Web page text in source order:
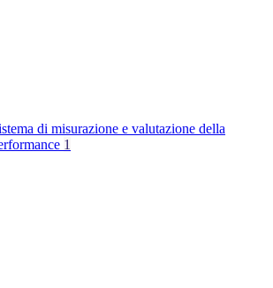
di misurazione e valutazione della
1